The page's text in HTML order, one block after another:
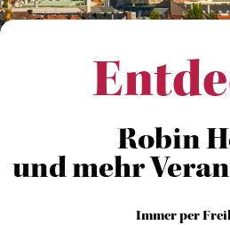
Robin
und mehr
Immer per